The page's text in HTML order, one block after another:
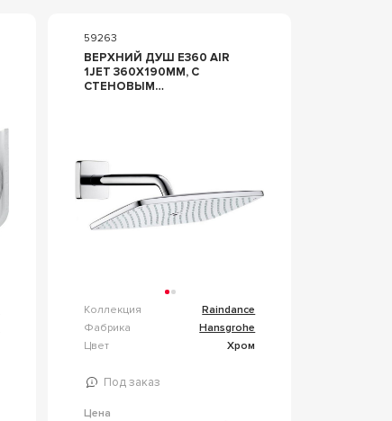
59263
ВЕРХНИЙ ДУШ E360 AIR
1JET 360X190ММ, C
СТЕНОВЫМ
Коллекция
Raindance
Фабрика
Hansgrohe
Цвет
Хром
Под заказ
Цена